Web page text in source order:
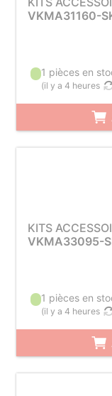
VKMA31160-
1 pièces en
(il y a 4 heures
KITS
VKMA33095-
1 pièces en
(il y a 4 heures